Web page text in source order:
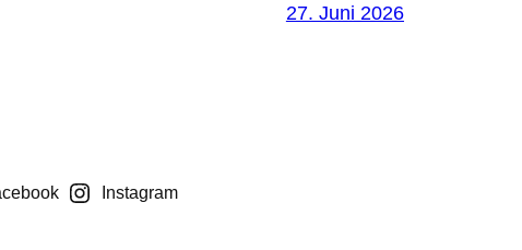
27. Juni 2026
Instagram